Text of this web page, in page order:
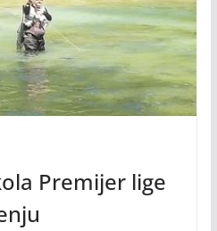
Premijer lige